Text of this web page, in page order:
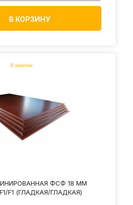
В КОРЗИНУ
ФСФ 18 ММ
F1 (ГЛАДКАЯ/ГЛАДКАЯ)